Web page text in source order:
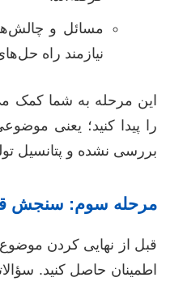
مسائل و
نیازمند راه
این مرحله به شما کمک
را پیدا کنید؛ یعنی
بررسی نشده و پتانسیل
مرحله سوم: سنجش
قبل از نهایی کردن
اطمینان حاصل کنید.